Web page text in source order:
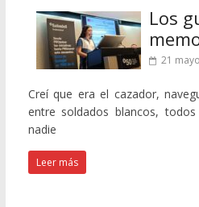
Los
21
Creí que era el cazador,
entre soldados blancos,
nadie
Leer más